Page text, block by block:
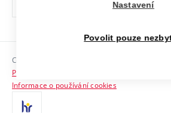
odkaz)
Sociální bezpečí
HR Award
Copyright © 2026 VUT
Prohlášení o přístupnosti
Informace o používání cookies
Nastavení
Povolit pouze